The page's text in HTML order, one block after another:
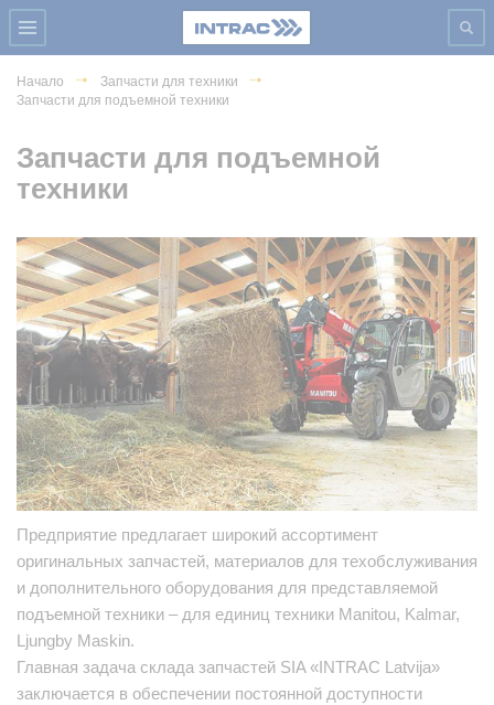
Начало
Запчасти для техники
Запчасти для подъемной техники
Запчасти для подъемной
техники
Предприятие предлагает широкий ассортимент
оригинальных запчастей, материалов для техобслуживания
и дополнительного оборудования для представляемой
подъемной техники – для единиц техники Manitou, Kalmar,
Ljungby Maskin.
Главная задача склада запчастей SIA «INTRAC Latvija»
заключается в обеспечении постоянной доступности